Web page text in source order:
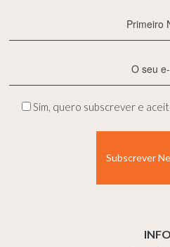
Sim, quero subscrever e
INFO